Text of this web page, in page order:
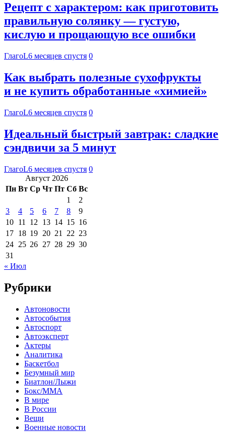
Рецепт с характером: как приготовить
правильную солянку — густую,
кислую и прощающую все ошибки
ГлагоL6 месяцев спустя 0
Как выбрать полезные сухофрукты
и не купить обработанные «химией»
ГлагоL6 месяцев спустя 0
Идеальный быстрый завтрак: сладкие
сэндвичи за 5 минут
ГлагоL6 месяцев спустя 0
Август 2026
Пн Вт Ср Чт Пт Сб Вс
1
2
3
4 5 6 7 8
9
10 11 12 13 14 15 16
17 18 19 20 21 22 23
24 25 26 27 28 29 30
31
« Июл
Рубрики
Автоновости
Автособытия
Автоспорт
Автоэксперт
Актеры
Аналитика
Баскетбол
Безумный мир
Биатлон/Лыжи
Бокс/MMA
В мире
В России
Вещи
Военные новости